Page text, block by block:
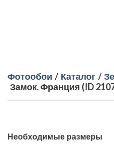
Фотообои / Каталог /
Замок. Франция (ID
Необходимые размеры